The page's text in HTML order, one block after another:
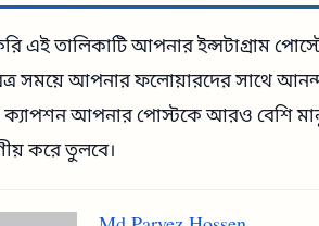
এই তালিকাটি আপনার ইন্সটাগ্রাম
সময়ে আপনার ফলোয়ারদের সাথে
আপনার পোস্টকে আরও বেশি
করে তুলবে।